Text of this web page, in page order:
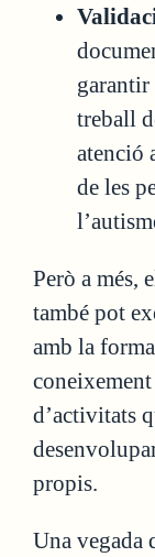
garantir
treball
atenció
de les
Però a més,
també pot
amb la
d’activitats
propis.
Una vegada